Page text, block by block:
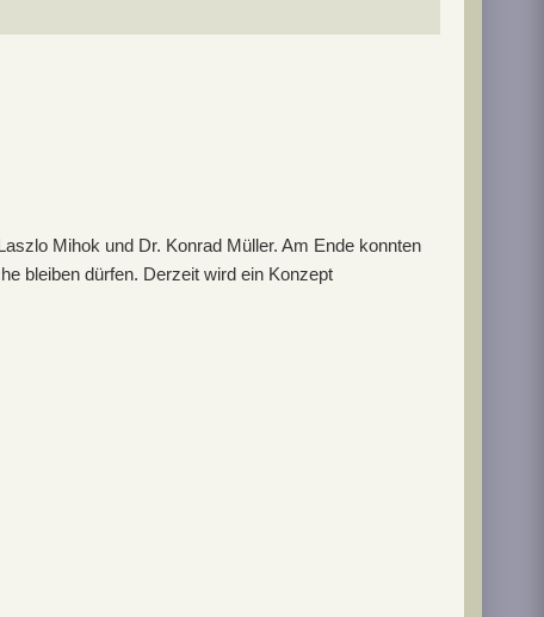
Mihok und Dr. Konrad Müller. Am Ende konnten
bleiben dürfen. Derzeit wird ein Konzept